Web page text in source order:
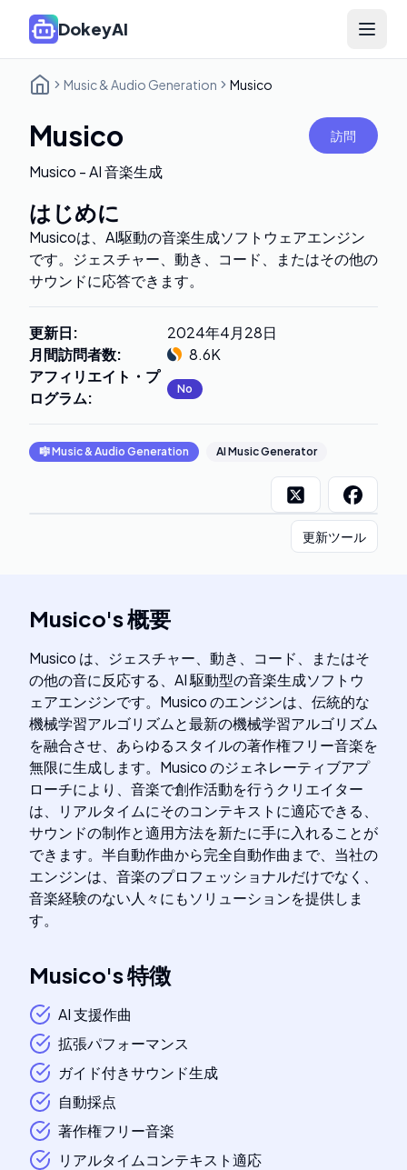
DokeyAI Open
Music & Audio Generation Musico
Musico 訪問
Musico - AI 音楽生成
はじめに
Musicoは、AI駆動の音楽生成ソフトウェアエンジン
です。ジェスチャー、動き、コード、またはその他の
サウンドに応答できます。
更新日:
2024年4月28日
月間訪問者数:
8.6K
アフィリエイト・プ
ログラム: No
🎼Music & Audio Generation AI Music Generator
更新ツール
Musico's概要
Musico は、ジェスチャー、動き、コード、またはそ
の他の音に反応する、AI 駆動型の音楽生成ソフトウ
ェアエンジンです。Musico のエンジンは、伝統的な
機械学習アルゴリズムと最新の機械学習アルゴリズム
を融合させ、あらゆるスタイルの著作権フリー音楽を
無限に生成します。Musico のジェネレーティブアプ
ローチにより、音楽で創作活動を行うクリエイター
は、リアルタイムにそのコンテキストに適応できる、
サウンドの制作と適用方法を新たに手に入れることが
できます。半自動作曲から完全自動作曲まで、当社の
エンジンは、音楽のプロフェッショナルだけでなく、
音楽経験のない人々にもソリューションを提供しま
す。
Musico's特徴
AI 支援作曲
拡張パフォーマンス
ガイド付きサウンド生成
自動採点
著作権フリー音楽
リアルタイムコンテキスト適応